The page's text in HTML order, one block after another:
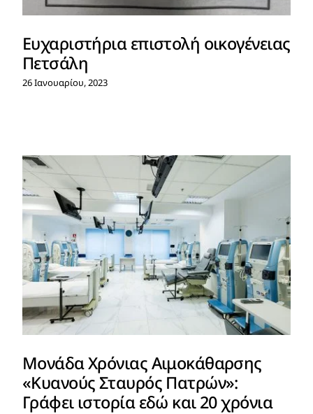
Ευχαριστήρια επιστολή οικογένειας
Πετσάλη
26 Ιανουαρίου, 2023
Μονάδα Χρόνιας Αιμοκάθαρσης
«Κυανούς Σταυρός Πατρών»:
Γράφει ιστορία εδώ και 20 χρόνια